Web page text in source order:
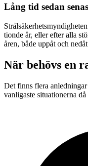
Lång tid sedan
tionde år, eller efter alla
åren, både uppåt och
När behövs en
Det finns flera
vanligaste situationerna